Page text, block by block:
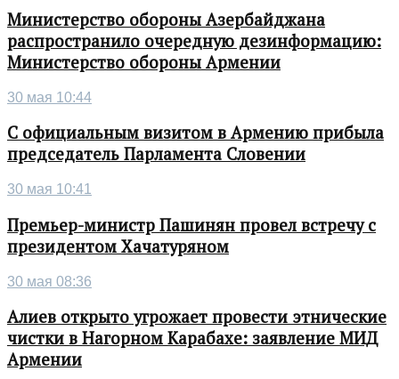
Министерство обороны Азербайджана
распространило очередную дезинформацию:
Министерство обороны Армении
30 мая 10:44
С официальным визитом в Армению прибыла
председатель Парламента Словении
30 мая 10:41
Премьер-министр Пашинян провел встречу с
президентом Хачатуряном
30 мая 08:36
Алиев открыто угрожает провести этнические
чистки в Нагорном Карабахе: заявление МИД
Армении